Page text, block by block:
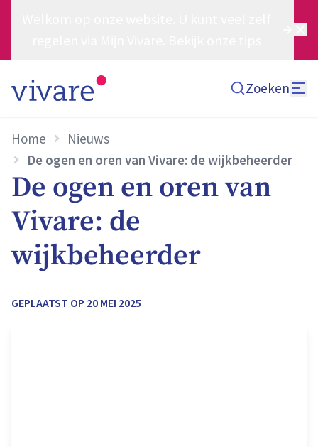
Zoeken
Home
Nieuws
De ogen en oren van Vivare: de wijkbeheerder
De ogen en oren van
Vivare: de
wijkbeheerder
GEPLAATST OP 20 MEI 2025